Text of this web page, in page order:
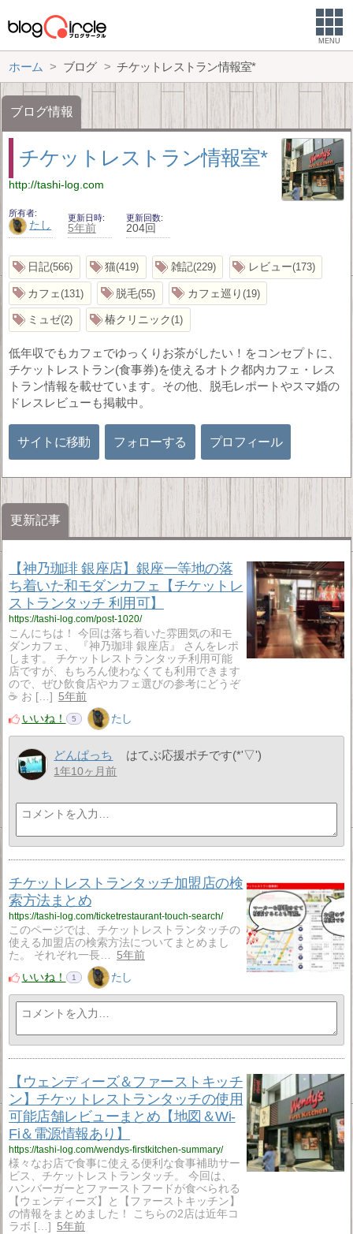
MENU
ホーム ブログ チケットレストラン情報室*
ブログ情報
チケットレストラン情報室*
http://tashi-log.com
所有者
たし
更新日時
5年前
更新回数
204回
日記 566 猫 419 雑記 229 レビュー 173
カフェ 131 脱毛 55 カフェ巡り 19
ミュゼ 2 椿クリニック 1
低年収でもカフェでゆっくりお茶がしたい！をコンセプトに、
チケットレストラン(食事券)を使えるオトク都内カフェ・レス
トラン情報を載せています。その他、脱毛レポートやスマ婚の
ドレスレビューも掲載中。
サイトに移動 フォローする プロフィール
更新記事
【神乃珈琲 銀座店】銀座一等地の落
ち着いた和モダンカフェ【チケットレ
ストランタッチ 利用可】
https://tashi-log.com/post-1020/
こんにちは！ 今回は落ち着いた雰囲気の和モ
ダンカフェ、 『神乃珈琲 銀座店』 さんをレポ
します。 チケットレストランタッチ利用可能
店ですが、もちろん使わなくても利用できます
ので、ぜひ飲食店やカフェ選びの参考にどうぞ
☕ お […]
5年前
いいね！
5 たし
どんぱっち はてぶ応援ポチです(*'▽')
1年10ヶ月前
チケットレストランタッチ加盟店の検
索方法まとめ
https://tashi-log.com/ticketrestaurant-touch-search/
このページでは、チケットレストランタッチの
使える加盟店の検索方法についてまとめまし
た。 それぞれ一長…
5年前
いいね！
1 たし
【ウェンディーズ＆ファーストキッチ
ン】チケットレストランタッチの使用
可能店舗レビューまとめ【地図＆Wi-
Fi＆電源情報あり】
https://tashi-log.com/wendys-firstkitchen-summary/
様々なお店で食事に使える便利な食事補助サー
ビス、チケットレストランタッチ。 今回は、
ハンバーガーとファーストフードが食べられる
【ウェンディーズ】と【ファーストキッチン】
の情報をまとめました！ こちらの2店は近年コ
ラボ […]
5年前